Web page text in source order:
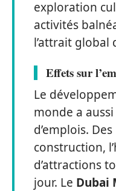
exploration
activités
l’attrait global
Effets sur
Le
monde a
d’emplois.
construction,
d’attractions
jour. Le Dubai